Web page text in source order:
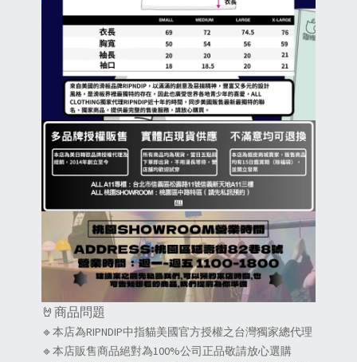
🤘商品問題
🔹本店為RIPNDIP中指貓美國官方授權之台灣獨家總代理
🔹本店販售商品絕對為100%公司正品敬請放心選購